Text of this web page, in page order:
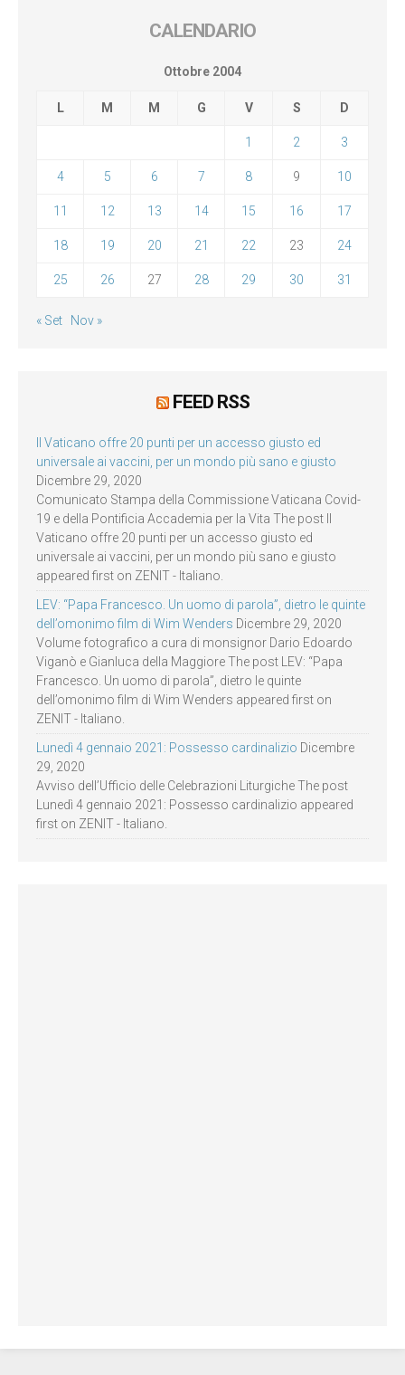
CALENDARIO
Ottobre 2004
L M M G V S D
1 2 3
4 5 6 7 8 9 10
11 12 13 14 15 16 17
18 19 20 21 22 23 24
25 26 27 28 29 30 31
« Set Nov »
FEED RSS
Il Vaticano offre 20 punti per un accesso giusto ed
universale ai vaccini, per un mondo più sano e giusto
Dicembre 29, 2020
Comunicato Stampa della Commissione Vaticana Covid-
19 e della Pontificia Accademia per la Vita The post Il
Vaticano offre 20 punti per un accesso giusto ed
universale ai vaccini, per un mondo più sano e giusto
appeared first on ZENIT - Italiano.
LEV: “Papa Francesco. Un uomo di parola”, dietro le quinte
dell’omonimo film di Wim Wenders Dicembre 29, 2020
Volume fotografico a cura di monsignor Dario Edoardo
Viganò e Gianluca della Maggiore The post LEV: “Papa
Francesco. Un uomo di parola”, dietro le quinte
dell’omonimo film di Wim Wenders appeared first on
ZENIT - Italiano.
Lunedì 4 gennaio 2021: Possesso cardinalizio Dicembre
29, 2020
Avviso dell’Ufficio delle Celebrazioni Liturgiche The post
Lunedì 4 gennaio 2021: Possesso cardinalizio appeared
first on ZENIT - Italiano.